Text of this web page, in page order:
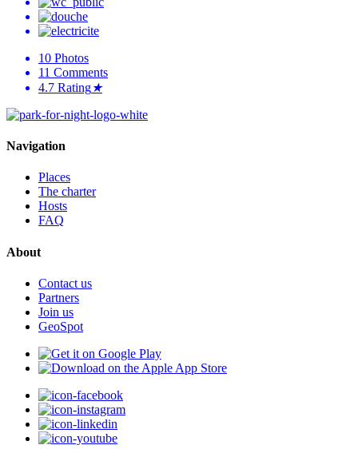
10 Photos
11 Comments
4.7 Rating★
Navigation
Places
The charter
Hosts
FAQ
About
Contact us
Partners
Join us
GeoSpot